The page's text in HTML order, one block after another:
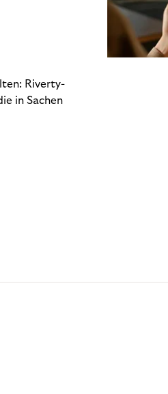
Riverty-
in Sachen